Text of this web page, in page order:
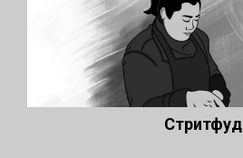
Стритфуд